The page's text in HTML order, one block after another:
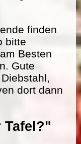
finden
bitte
Besten
Gute
dort dann